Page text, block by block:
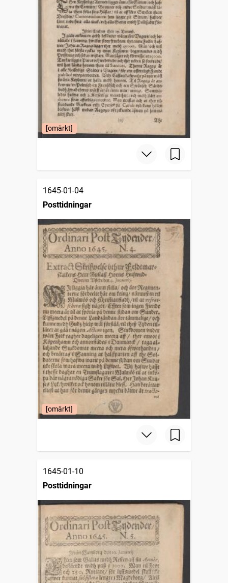
[omärkt]
1645-01-04
Posttidningar
[omärkt]
1645-01-10
Posttidningar